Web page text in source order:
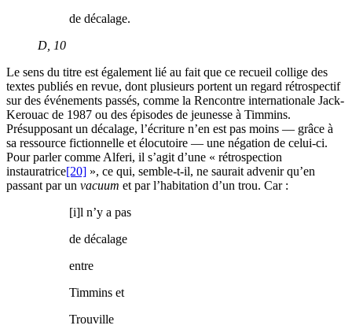
de décalage.
D , 10
Le sens du titre est également lié au fait que ce recueil collige des
textes publiés en revue, dont plusieurs portent un regard rétrospectif
sur des événements passés, comme la Rencontre internationale Jack-
Kerouac de 1987 ou des épisodes de jeunesse à Timmins.
Présupposant un décalage, l’écriture n’en est pas moins — grâce à
sa ressource fictionnelle et élocutoire — une négation de celui-ci.
Pour parler comme Alferi, il s’agit d’une « rétrospection
instauratrice[20] », ce qui, semble-t-il, ne saurait advenir qu’en
passant par un vacuum et par l’habitation d’un trou. Car :
[i]l n’y a pas
de décalage
entre
Timmins et
Trouville